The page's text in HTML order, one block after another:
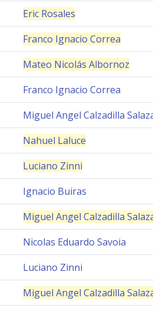
Eric Rosales
Franco Ignacio Correa
Mateo Nicolás Albornoz
Franco Ignacio Correa
Miguel Angel Calzadilla
Nahuel Laluce
Luciano Zinni
Ignacio Buiras
Miguel Angel Calzadilla
Nicolas Eduardo Savoia
Luciano Zinni
Miguel Angel Calzadilla